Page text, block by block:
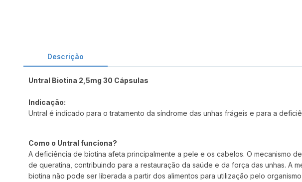
Descrição
Untral Biotina 2,5mg 30 Cápsulas
Indicação:
Untral é indicado para o tratamento da síndrome das unhas frágeis e para a
Como o Untral funciona?
A deficiência de biotina afeta principalmente a pele e os cabelos. O mecanismo
de queratina, contribuindo para a restauração da saúde e da força das unhas. A
biotina não pode ser liberada a partir dos alimentos para utilização pelo